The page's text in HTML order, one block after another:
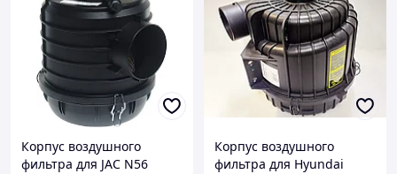
Корпус воздушного
фильтра для JAC N56
Корпус воздушного
фильтра для Hyundai